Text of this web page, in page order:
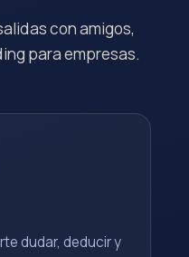
con amigos,
para empresas.
dudar, deducir y